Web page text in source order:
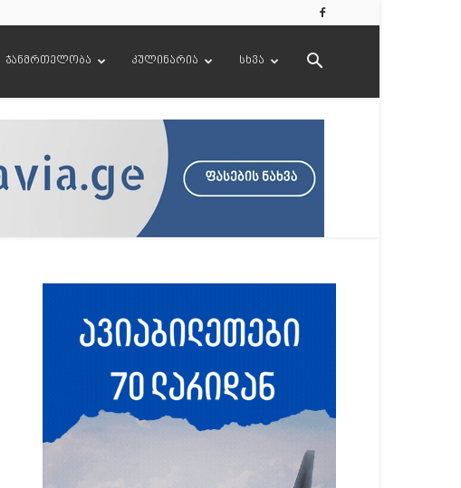
ჯანმრთელობა კულინარია სხვა